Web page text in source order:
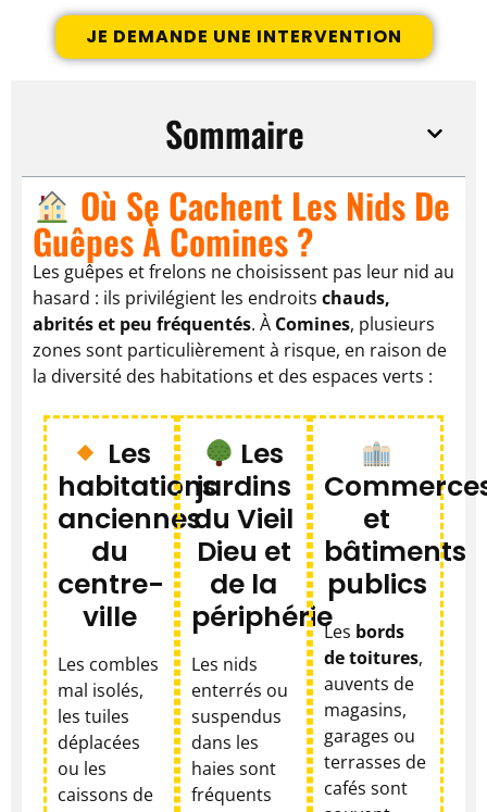
JE DEMANDE UNE INTERVENTION
Sommaire
Où Se Cachent Les Nids De
Guêpes À Comines ?
Les guêpes et frelons ne choisissent pas leur nid au
hasard : ils privilégient les endroits chauds,
abrités et peu fréquentés. À Comines, plusieurs
zones sont particulièrement à risque, en raison de
la diversité des habitations et des espaces verts :
Les
habitations
anciennes
du
centre-
ville
Les combles
mal isolés,
les tuiles
déplacées
ou les
caissons de
Les
jardins
du Vieil
Dieu et
de la
périphérie
Les nids
enterrés ou
suspendus
dans les
haies sont
fréquents
et
bâtiments
publics
Les bords
de toitures,
auvents de
magasins,
garages ou
terrasses de
cafés sont